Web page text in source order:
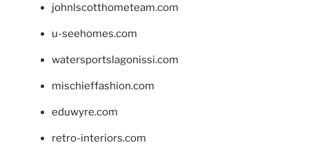
johnlscotthometeam.com
u-seehomes.com
watersportslagonissi.com
mischieffashion.com
eduwyre.com
retro-interiors.com